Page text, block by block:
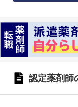
認定薬剤師